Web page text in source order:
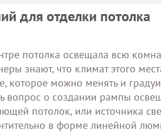
для отделки потолка
потолка освещала всю
знают, что климат этого
которое можно менять и
вопрос о создании рампы
потолок, или источника
в форме линейной